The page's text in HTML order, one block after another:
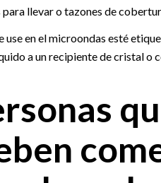
llevar o tazones de
en el microondas esté
a un recipiente de cristal o